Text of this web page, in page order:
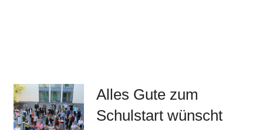
Alles Gute zum
Schulstart wünscht